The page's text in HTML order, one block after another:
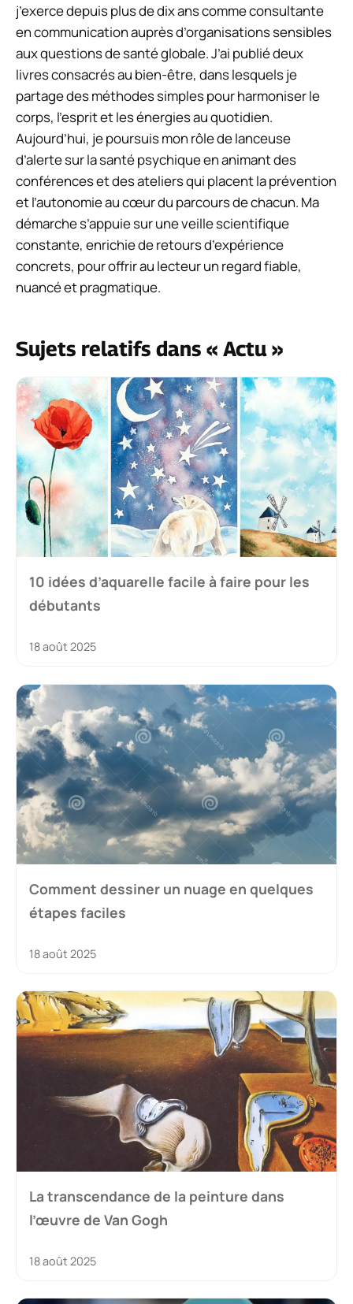
j’exerce depuis plus de dix ans comme consultante
en communication auprès d’organisations sensibles
aux questions de santé globale. J’ai publié deux
livres consacrés au bien-être, dans lesquels je
partage des méthodes simples pour harmoniser le
corps, l’esprit et les énergies au quotidien.
Aujourd’hui, je poursuis mon rôle de lanceuse
d’alerte sur la santé psychique en animant des
conférences et des ateliers qui placent la prévention
et l’autonomie au cœur du parcours de chacun. Ma
démarche s’appuie sur une veille scientifique
constante, enrichie de retours d’expérience
concrets, pour offrir au lecteur un regard fiable,
nuancé et pragmatique.
Sujets relatifs dans « Actu »
10 idées d’aquarelle facile à faire pour les
débutants
18 août 2025
Comment dessiner un nuage en quelques
étapes faciles
18 août 2025
La transcendance de la peinture dans
l’œuvre de Van Gogh
18 août 2025